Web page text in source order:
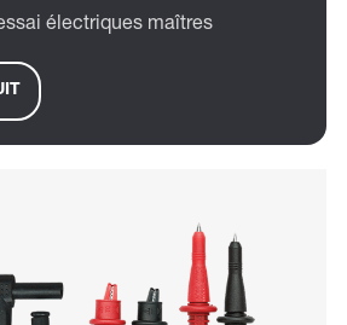
électriques maîtres